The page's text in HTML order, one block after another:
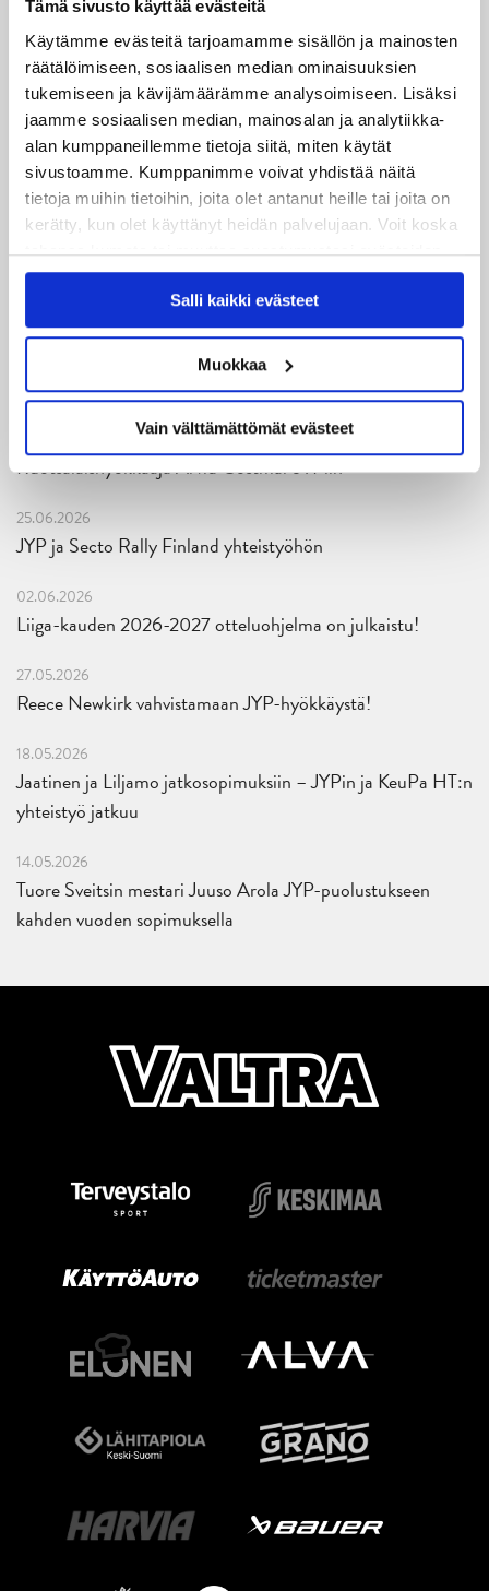
Tämä sivusto käyttää evästeitä
Käytämme evästeitä tarjoamamme sisällön ja mainosten
räätälöimiseen, sosiaalisen median ominaisuuksien
tukemiseen ja kävijämäärämme analysoimiseen. Lisäksi
jaamme sosiaalisen median, mainosalan ja analytiikka-
alan kumppaneillemme tietoja siitä, miten käytät
sivustoamme. Kumppanimme voivat yhdistää näitä
tietoja muihin tietoihin, joita olet antanut heille tai joita on
kerätty, kun olet käyttänyt heidän palvelujaan. Voit koska
tahansa kumota tai muuttaa suostumustasi evästeiden
käytöstäEvästeet-sivultamme.
Salli kaikki evästeet
Muokkaa
Vain välttämättömät evästeet
06.08.2026
JYPin kausi käyntiin Tampere Cupista!
05.08.2026
JYPin kapteenisto Liiga-kauteen 2026–2027 on nimetty
04.08.2026
Joukkueen yhteisharjoitukset ovat alkaneet – ensimmäinen
mittari luvassa jo heti viikonloppuna Tampere Cupissa!
29.07.2026
JYPin harjoitusottelut tulevalle 2026-2027 kaudelle on
julkaistu!
Ruotsalaishyökkääjä Arvid Costmar JYPiin
25.06.2026
JYP ja Secto Rally Finland yhteistyöhön
02.06.2026
Liiga-kauden 2026-2027 otteluohjelma on julkaistu!
27.05.2026
Reece Newkirk vahvistamaan JYP-hyökkäystä!
18.05.2026
Jaatinen ja Liljamo jatkosopimuksiin – JYPin ja KeuPa HT:n
yhteistyö jatkuu
14.05.2026
Tuore Sveitsin mestari Juuso Arola JYP-puolustukseen
kahden vuoden sopimuksella